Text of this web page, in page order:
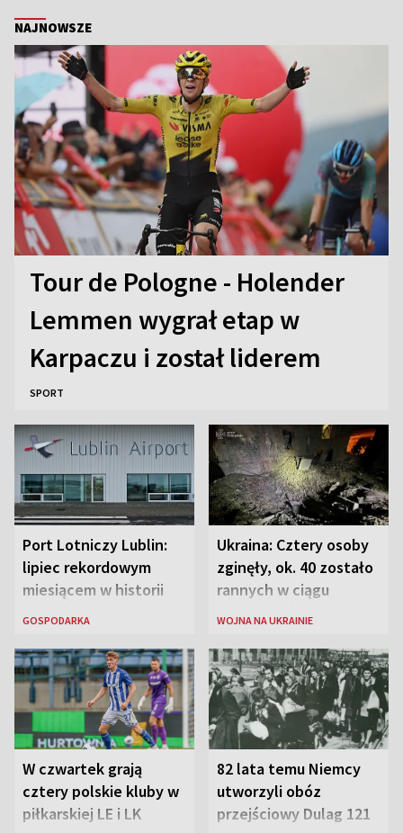
NAJNOWSZE
Tour de Pologne - Holender
Lemmen wygrał etap w
Karpaczu i został liderem
SPORT
Port Lotniczy Lublin:
lipiec rekordowym
miesiącem w historii
lotniska
GOSPODARKA
Ukraina: Cztery osoby
zginęły, ok. 40 zostało
rannych w ciągu
ostatniej doby w
WOJNA NA UKRAINIE
W czwartek grają
cztery polskie kluby w
piłkarskiej LE i LK
82 lata temu Niemcy
utworzyli obóz
przejściowy Dulag 121